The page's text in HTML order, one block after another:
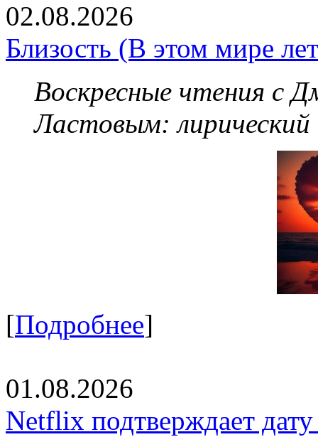
02.08.2026
Близость (В этом мире
Воскресные чтения с
Ластовым:
[Подробнее]
01.08.2026
Netflix подтверждает